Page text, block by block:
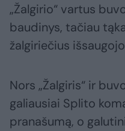
„Žalgirio“ vartus
baudinys, tačiau
žalgiriečius
Nors „Žalgiris“ ir
galiausiai Splito
pranašumą, o